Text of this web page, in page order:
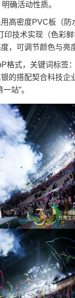
确活动性质。
高密度PVC板（
印技术实现（色彩
，可调节颜色与亮
格式，关键词标签
的搭配契合科技
站”。